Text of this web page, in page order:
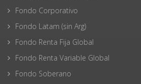
Fondo Corporativo
Fondo Latam (sin Arg)
Fondo Renta Fija Global
Fondo Renta Variable Global
Fondo Soberano